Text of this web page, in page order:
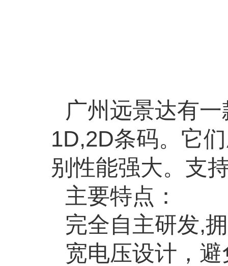
广州远景达有
1D,2D条码。它
别性能强大。支
主要特点：
完全自主研发,
宽电压设计，